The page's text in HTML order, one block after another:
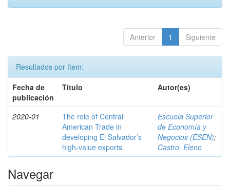
Anterior 1 Siguiente
Resultados por ítem:
Fecha de
publicación
Título Autor(es)
2020-01
The role of Central
American Trade in
developing El Salvador’s
high-value exports
Escuela Superior
de Economía y
Negocios (ESEN);
Castro, Eleno
Navegar